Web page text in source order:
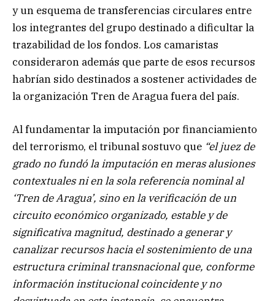
y un esquema de transferencias circulares entre
los integrantes del grupo destinado a dificultar la
trazabilidad de los fondos. Los camaristas
consideraron además que parte de esos recursos
habrían sido destinados a sostener actividades de
la organización Tren de Aragua fuera del país.
Al fundamentar la imputación por financiamiento
del terrorismo, el tribunal sostuvo que “el juez de
grado no fundó la imputación en meras alusiones
contextuales ni en la sola referencia nominal al
‘Tren de Aragua’, sino en la verificación de un
circuito económico organizado, estable y de
significativa magnitud, destinado a generar y
canalizar recursos hacia el sostenimiento de una
estructura criminal transnacional que, conforme
información institucional coincidente y no